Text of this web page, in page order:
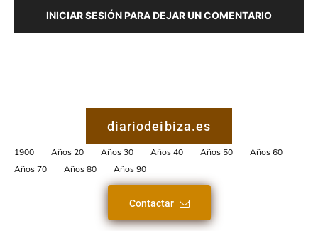
INICIAR SESIÓN PARA DEJAR UN COMENTARIO
diariodeibiza.es
1900 Años 20 Años 30 Años 40 Años 50
Años 60
Años 70
Años 80 Años 90
Contactar